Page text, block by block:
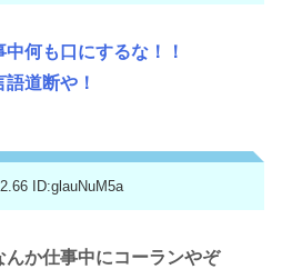
何も口にするな！！
道断や！
ID:glauNuM5a
んか仕事中にコーランやぞ